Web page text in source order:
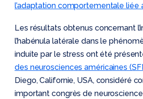
l’adaptation comportementale liée
Les résultats obtenus concernant
l’habénula latérale dans le
induite par le stress ont été
des neurosciences américaines
Diego, Californie, USA, considéré
important congrès de